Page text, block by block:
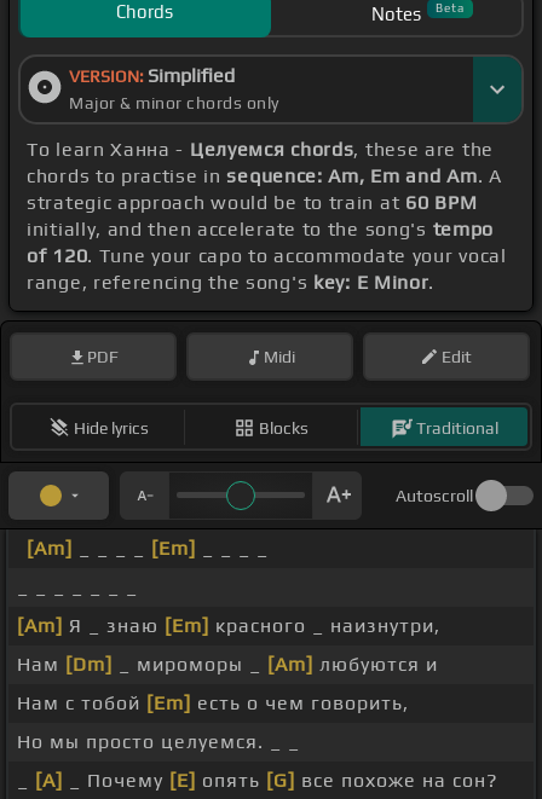
Chords Notes Beta
VERSION: Simplified
Major & minor chords only
To learn Ханна - Целуемся chords, these are the
chords to practise insequence: Am, Em and Am. A
strategic approach would be to train at 60 BPM
initially, and then accelerate to the song's tempo
of 120. Tune your capo to accommodate your vocal
range, referencing the song's key: E Minor.
PDF Midi Edit
Hide lyrics Blocks Traditional
Autoscroll
[Am] [Em]
[Am] Я _ знаю [Em] красного _ наизнутри,
Нам [Dm] _ мироморы _ [Am] любуются и
Нам с тобой [Em] есть о чем говорить,
Но мы просто целуемся. _ _
[A] _ Почему [E] опять [G] все похоже на сон?